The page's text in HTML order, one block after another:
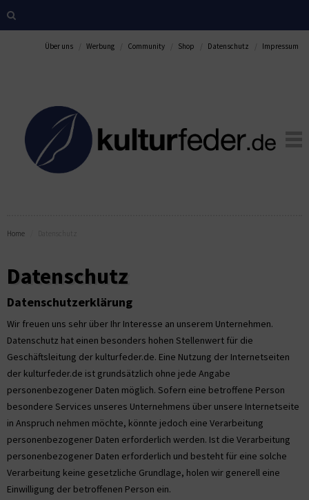
Über uns Werbung Community Shop Datenschutz Impressum
Home
Datenschutz
Datenschutzerklärung
Wir freuen uns sehr über Ihr Interesse an unserem Unternehmen.
Datenschutz hat einen besonders hohen Stellenwert für die
Geschäftsleitung der kulturfeder.de. Eine Nutzung der Internetseiten
der kulturfeder.de ist grundsätzlich ohne jede Angabe
personenbezogener Daten möglich. Sofern eine betroffene Person
besondere Services unseres Unternehmens über unsere Internetseite
in Anspruch nehmen möchte, könnte jedoch eine Verarbeitung
personenbezogener Daten erforderlich werden. Ist die Verarbeitung
personenbezogener Daten erforderlich und besteht für eine solche
Verarbeitung keine gesetzliche Grundlage, holen wir generell eine
Einwilligung der betroffenen Person ein.